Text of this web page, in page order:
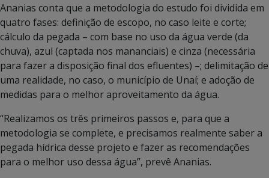
Ananias conta que a metodologia do estudo foi dividida em
quatro fases: definição de escopo, no caso leite e corte;
cálculo da pegada – com base no uso da água verde (da
chuva), azul (captada nos mananciais) e cinza (necessária
para fazer a disposição final dos efluentes) –; delimitação de
uma realidade, no caso, o município de Unaí; e adoção de
medidas para o melhor aproveitamento da água.
“Realizamos os três primeiros passos e, para que a
metodologia se complete, e precisamos realmente saber a
pegada hídrica desse projeto e fazer as recomendações
para o melhor uso dessa água”, prevê Ananias.